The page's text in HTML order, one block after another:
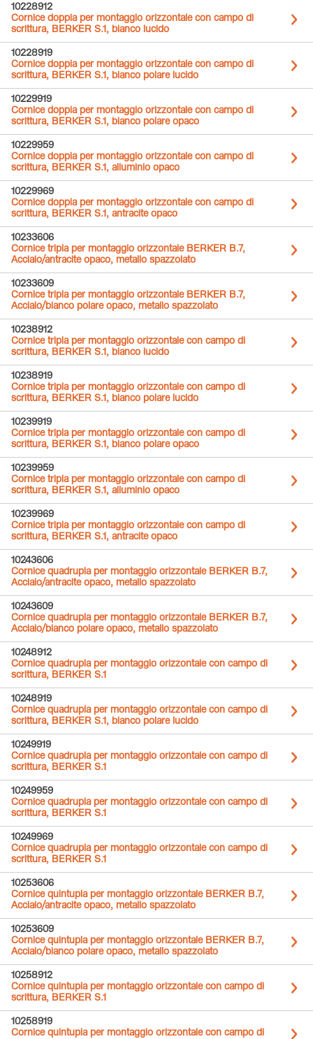
10228912
Cornice doppia per montaggio orizzontale con campo di
scrittura, BERKER S.1, bianco lucido
10228919
Cornice doppia per montaggio orizzontale con campo di
scrittura, BERKER S.1, bianco polare lucido
10229919
Cornice doppia per montaggio orizzontale con campo di
scrittura, BERKER S.1, bianco polare opaco
10229959
Cornice doppia per montaggio orizzontale con campo di
scrittura, BERKER S.1, alluminio opaco
10229969
Cornice doppia per montaggio orizzontale con campo di
scrittura, BERKER S.1, antracite opaco
10233606
Cornice tripla per montaggio orizzontale BERKER B.7,
Acciaio/antracite opaco, metallo spazzolato
10233609
Cornice tripla per montaggio orizzontale BERKER B.7,
Acciaio/bianco polare opaco, metallo spazzolato
10238912
Cornice tripla per montaggio orizzontale con campo di
scrittura, BERKER S.1, bianco lucido
10238919
Cornice tripla per montaggio orizzontale con campo di
scrittura, BERKER S.1, bianco polare lucido
10239919
Cornice tripla per montaggio orizzontale con campo di
scrittura, BERKER S.1, bianco polare opaco
10239959
Cornice tripla per montaggio orizzontale con campo di
scrittura, BERKER S.1, alluminio opaco
10239969
Cornice tripla per montaggio orizzontale con campo di
scrittura, BERKER S.1, antracite opaco
10243606
Cornice quadrupla per montaggio orizzontale BERKER B.7,
Acciaio/antracite opaco, metallo spazzolato
10243609
Cornice quadrupla per montaggio orizzontale BERKER B.7,
Acciaio/bianco polare opaco, metallo spazzolato
10248912
Cornice quadrupla per montaggio orizzontale con campo di
scrittura, BERKER S.1
10248919
Cornice quadrupla per montaggio orizzontale con campo di
scrittura, BERKER S.1, bianco polare lucido
10249919
Cornice quadrupla per montaggio orizzontale con campo di
scrittura, BERKER S.1
10249959
Cornice quadrupla per montaggio orizzontale con campo di
scrittura, BERKER S.1
10249969
Cornice quadrupla per montaggio orizzontale con campo di
scrittura, BERKER S.1
10253606
Cornice quintupla per montaggio orizzontale BERKER B.7,
Acciaio/antracite opaco, metallo spazzolato
10253609
Cornice quintupla per montaggio orizzontale BERKER B.7,
Acciaio/bianco polare opaco, metallo spazzolato
10258912
Cornice quintupla per montaggio orizzontale con campo di
scrittura, BERKER S.1
10258919
Cornice quintupla per montaggio orizzontale con campo di